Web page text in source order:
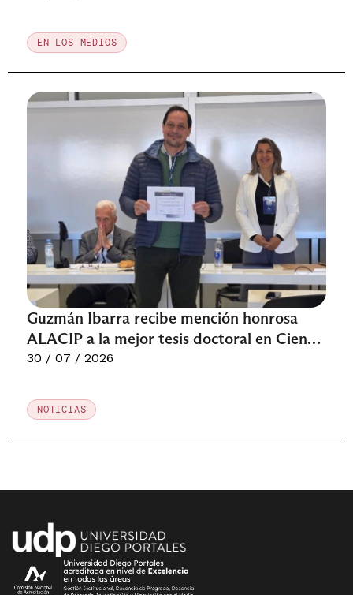
EN LOS MEDIOS
Guzmán Ibarra recibe mención honrosa
ALACIP a la mejor tesis doctoral en Ciencia
Política de América Latina
30 / 07 / 2026
NOTICIAS